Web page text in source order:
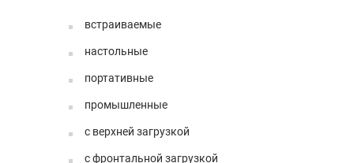
встраиваемые
настольные
портативные
промышленные
с верхней загрузкой
с фронтальной загрузкой